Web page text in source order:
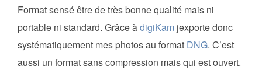
Format sensé être de très bonne qualité mais ni
portable ni standard. Grâce àdigiKam jexporte donc
systématiquement mes photos au format DNG. C’est
aussi un format sans compression mais qui est ouvert.